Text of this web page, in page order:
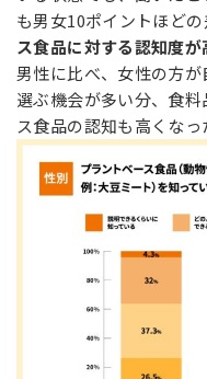
も男女10ポイントほどの
ス食品に対する認知度が
男性に比べ、女性の方
選ぶ機会が多い分、食
ス食品の認知も高くなっ